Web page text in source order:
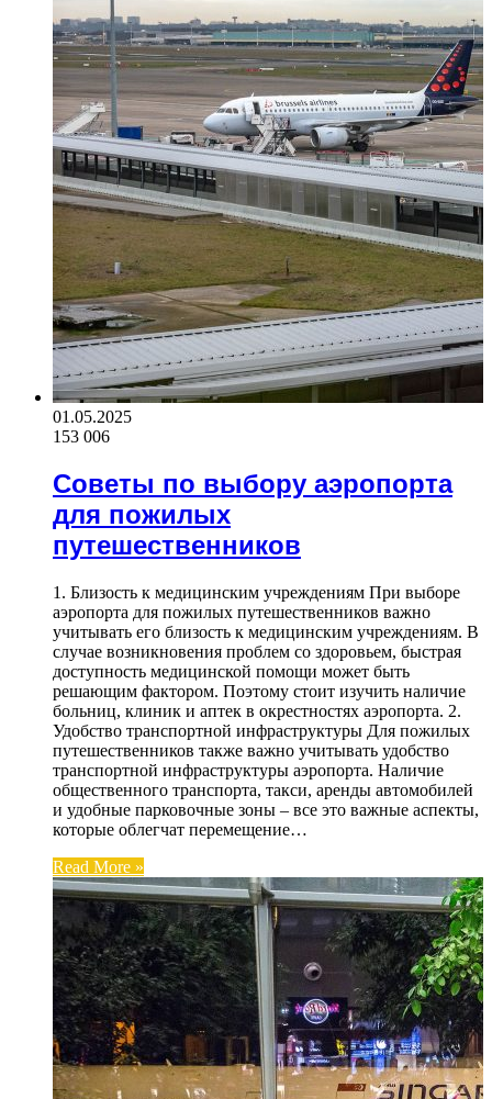
01.05.2025
153 006
Советы по выбору аэропорта
для пожилых
путешественников
1. Близость к медицинским учреждениям При выборе
аэропорта для пожилых путешественников важно
учитывать его близость к медицинским учреждениям. В
случае возникновения проблем со здоровьем, быстрая
доступность медицинской помощи может быть
решающим фактором. Поэтому стоит изучить наличие
больниц, клиник и аптек в окрестностях аэропорта. 2.
Удобство транспортной инфраструктуры Для пожилых
путешественников также важно учитывать удобство
транспортной инфраструктуры аэропорта. Наличие
общественного транспорта, такси, аренды автомобилей
и удобные парковочные зоны – все это важные аспекты,
которые облегчат перемещение…
Read More »